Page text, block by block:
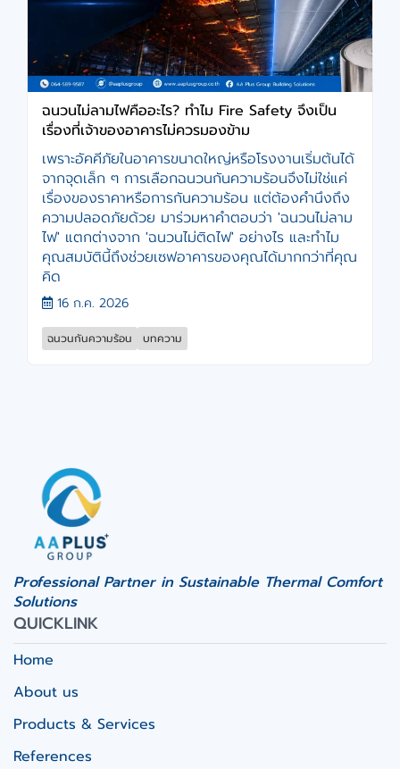
ฉนวนไม่ลามไฟคืออะไร? ทําไม Fire Safety จึงเป็น
เรื่องที่เจ้าของอาคารไม่ควรมองข้าม
เพราะอัคคีภัยในอาคารขนาดใหญ่หรือโรงงานเริ่มต้นได้
จากจุดเล็ก ๆ การเลือกฉนวนกันความร้อนจึงไม่ใช่แค่
เรื่องของราคาหรือการกันความร้อน แต่ต้องคำนึงถึง
ความปลอดภัยด้วย มาร่วมหาคำตอบว่า 'ฉนวนไม่ลาม
ไฟ' แตกต่างจาก 'ฉนวนไม่ติดไฟ' อย่างไร และทำไม
คุณสมบัตินี้ถึงช่วยเซฟอาคารของคุณได้มากกว่าที่คุณ
คิด
16 ก.ค. 2026
ฉนวนกันความร้อน บทความ
Professional Partner in Sustainable Thermal Comfort
Solutions
QUICKLINK
Home
About us
Products & Services
References